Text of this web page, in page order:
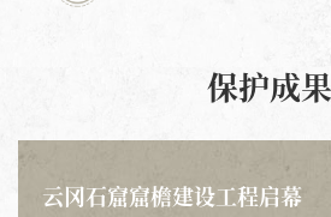
保护成果
云冈石窟窟檐建设工程启幕